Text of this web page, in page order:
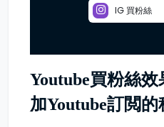
IG 買粉絲
Youtube買粉絲
加Youtube訂閲的